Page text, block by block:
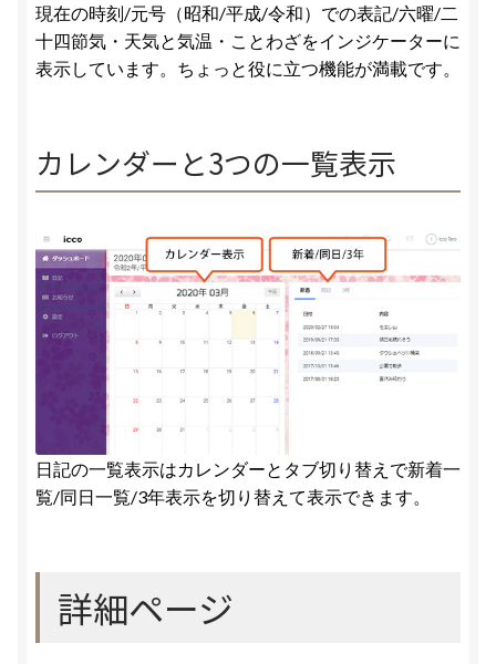
現在の時刻/元号（昭和/平成/令和）での表記/六曜/二
十四節気・天気と気温・ことわざをインジケーターに
表示しています。ちょっと役に立つ機能が満載です。
カレンダーと3つの一覧表示
日記の一覧表示はカレンダーとタブ切り替えで新着一
覧/同日一覧/3年表示を切り替えて表示できます。
詳細ページ